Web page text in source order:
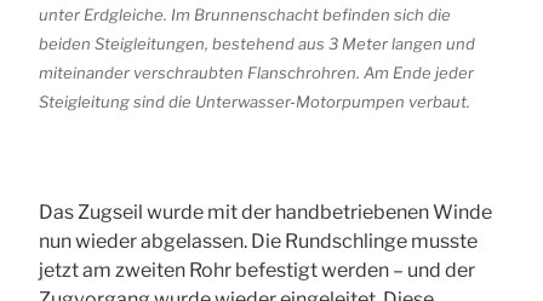
unter Erdgleiche. Im Brunnenschacht befinden sich die
beiden Steigleitungen, bestehend aus 3 Meter langen und
miteinander verschraubten Flanschrohren. Am Ende jeder
Steigleitung sind die Unterwasser-Motorpumpen verbaut.
Das Zugseil wurde mit der handbetriebenen Winde
nun wieder abgelassen. Die Rundschlinge musste
jetzt am zweiten Rohr befestigt werden – und der